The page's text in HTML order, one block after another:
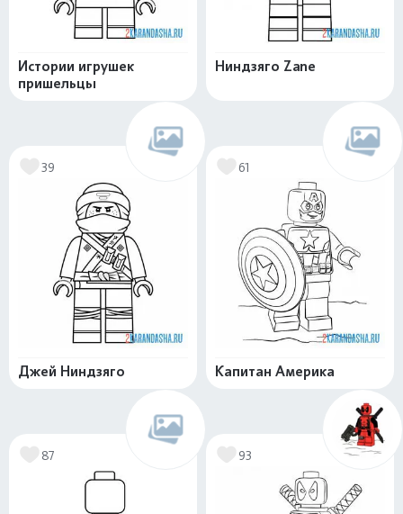
Истории игрушек
пришельцы
Ниндзяго Zane
39
Джей Ниндзяго
61
Капитан Америка
87 93